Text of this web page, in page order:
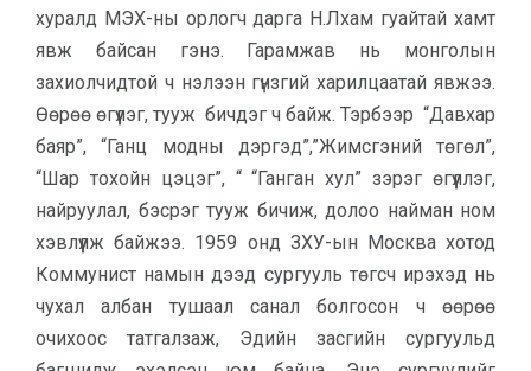
хуралд МЭХ-ны орлогч дарга Н.Лхам гуайтай хамт
явж байсан гэнэ. Гарамжав нь монголын
захиолчидтой ч нэлээн гүнзгий харилцаатай явжээ.
Өөрөө өгүүлэг, тууж бичдэг ч байж. Тэрбээр “Давхар
баяр”, “Ганц модны дэргэд”,”Жимсгэний төгөл”,
“Шар тохойн цэцэг”, “ “Ганган хул” зэрэг өгүүллэг,
найруулал, бэсрэг тууж бичиж, долоо найман ном
хэвлүүлж байжээ. 1959 онд ЗХУ-ын Москва хотод
Коммунист намын дээд сургууль төгсч ирэхэд нь
чухал албан тушаал санал болгосон ч өөрөө
очихоос татгалзаж, Эдийн засгийн сургуульд